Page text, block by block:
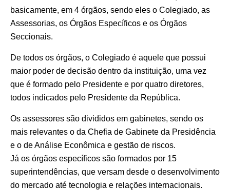
basicamente, em 4 órgãos, sendo eles o Colegiado, as
Assessorias, os Órgãos Específicos e os Órgãos
Seccionais.
De todos os órgãos, o Colegiado é aquele que possui
maior poder de decisão dentro da instituição, uma vez
que é formado pelo Presidente e por quatro diretores,
todos indicados pelo Presidente da República.
Os assessores são divididos em gabinetes, sendo os
mais relevantes o da Chefia de Gabinete da Presidência
e o de Análise Econômica e gestão de riscos.
Já os órgãos específicos são formados por 15
superintendências, que versam desde o desenvolvimento
do mercado até tecnologia e relações internacionais.